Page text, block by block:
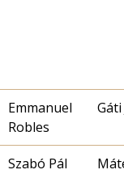
Emmanuel
Robles
Szabó Pál